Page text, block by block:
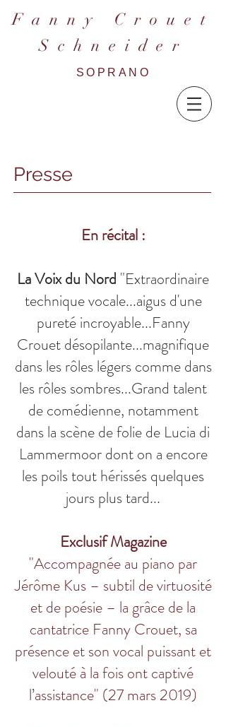
F a n n y C r o u e t
S c h n e i d e r
SOPRANO
Presse
En récital :
La Voix du Nord "Extraordinaire
technique vocale...aigus d'une
pureté incroyable...Fanny
Crouet désopilante...magnifique
dans les rôles légers comme dans
les rôles sombres...Grand talent
de comédienne, notamment
dans la scène de folie de Lucia di
Lammermoor dont on a encore
les poils tout hérissés quelques
jours plus tard...
Exclusif Magazine
"Accompagnée au piano par
Jérôme Kus – subtil de virtuosité
et de poésie – la grâce de la
cantatrice Fanny Crouet, sa
présence et son vocal puissant et
velouté à la fois ont captivé
l’assistance" (27 mars 2019)